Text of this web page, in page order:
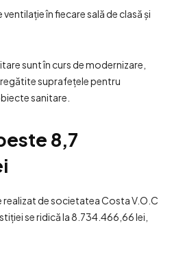
în fiecare sală de clasă și
sunt în curs de modernizare,
suprafețele pentru
sanitare.
8,7
de societatea Costa V.O.C
se ridică la 8.734.466,66 lei,